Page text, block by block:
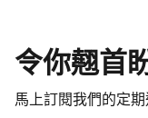
令你翹首
馬上訂閱我們的定